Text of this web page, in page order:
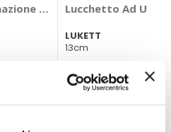
- LUKETTLucchetto Ad U -
LUKETT
13cm
9,90 €
CONSEGNA IN 48H